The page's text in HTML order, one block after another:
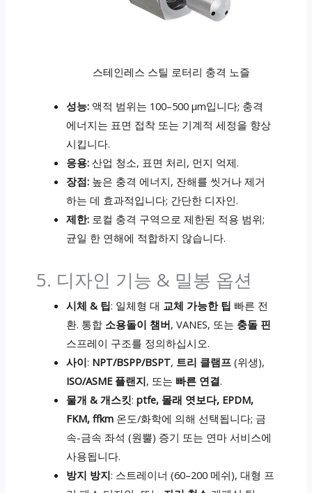
스테인레스 스틸 로터리 충격 노즐
성능: 액적 범위는 100–500 µm입니다; 충격
에너지는 표면 접착 또는 기계적 세정을 향상
시킵니다.
응용: 산업 청소, 표면 처리, 먼지 억제.
장점: 높은 충격 에너지, 잔해를 씻거나 제거
하는 데 효과적입니다; 간단한 디자인.
제한: 로컬 충격 구역으로 제한된 적용 범위;
균일 한 연해에 적합하지 않습니다.
5. 디자인 기능 & 밀봉 옵션
시체 & 팁: 일체형 대 교체 가능한 팁 빠른 전
환. 통합 소용돌이 챔버, VANES, 또는 충돌 핀
스프레이 구조를 정의하십시오.
사이: NPT/BSPP/BSPT, 트리 클램프 (위생),
ISO/ASME 플랜지, 또는 빠른 연결.
물개 & 개스킷:ptfe, 몰래 엿보다, EPDM,
FKM, ffkm 온도/화학에 의해 선택됩니다; 금
속-금속 좌석 (원뿔) 증기 또는 연마 서비스에
사용됩니다.
방지 방지: 스트레이너 (60–200 메쉬), 대형 프